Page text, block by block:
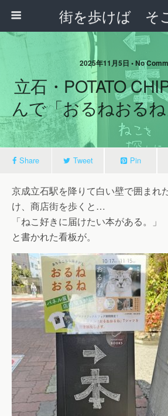
街を歩けば そ
2025年11月5日 • No
立石・POTATO
んで「おるねおる
Share Tweet Pin
京成立石駅を降りて白い壁で囲まれ
け、商店街を歩くと…
「ねこ好きに届けたい本がある。」
と書かれた看板が。